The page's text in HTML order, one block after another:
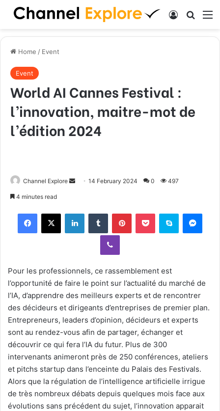
Log In
Home / Event
Event
World AI Cannes Festival :
l’innovation, maitre-mot de
l’édition 2024
Channel Explore
a
a
l
14 February 2024 0 497
4 minutes read
Viber
Pour les professionnels, ce rassemblement est
l’opportunité de faire le point sur l’actualité du marché de
l’IA, d’apprendre des meilleurs experts et de rencontrer
des décideurs et dirigeants d’entreprises de premier plan.
Entrepreneurs, leaders d’opinion, décideurs et experts
sont au rendez-vous afin de partager, échanger et
découvrir ce qui fera l’IA du futur. Plus de 300
intervenants animeront près de 250 conférences, ateliers
et pitchs startup dans l’enceinte du Palais des Festivals.
Alors que la régulation de l’intelligence artificielle irrigue
de très nombreux débats depuis quelques mois face aux
évolutions sans précédent du sujet, l’innovation apparait